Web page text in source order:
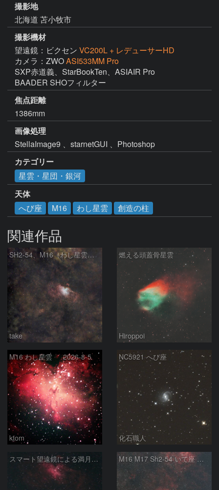
撮影地
北海道 苫小牧市
撮影機材
望遠鏡：ビクセン VC200L + レデューサーHD
カメラ：ZWOASI533MM Pro
SXP赤道義、StarBookTen、ASIAIR Pro
BAADER SHOフィルター
焦点距離
1386mm
画像処理
StellaImage9 、starnetGUI 、Photoshop
カテゴリー
星雲・星団・銀河
天体
へび座
M16 わし星雲 創造の柱
関連作品
SH2‑54、M16（わし星雲）、M17（オメガ星雲）
take
燃える頭蓋骨星雲
Hiroppoi
M16 わし星雲 2026-8-5
ktom
NC5921 へび座
化石職人
スマート望遠鏡による満月下の星雲（M16,NGC6960） M16 M17 Sh2-54 いて座 へび座